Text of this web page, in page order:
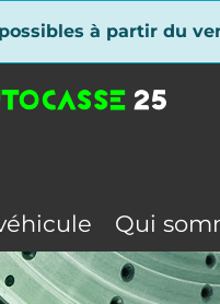
à partir du
Qui